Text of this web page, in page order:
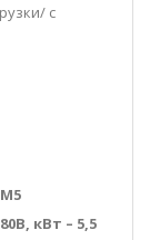
с
кВт – 5,5